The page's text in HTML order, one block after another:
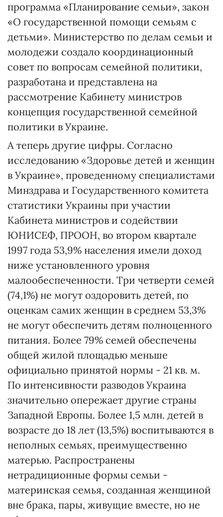
программа «Планирование семьи», закон
«О государственной помощи семьям с
детьми». Министерство по делам семьи и
молодежи создало координационный
совет по вопросам семейной политики,
разработана и представлена на
рассмотрение Кабинету министров
концепция государственной семейной
политики в Украине.
А теперь другие цифры. Согласно
исследованию «Здоровье детей и женщин
в Украине», проведенному специалистами
Минздрава и Государственного комитета
статистики Украины при участии
Кабинета министров и содействии
ЮНИСЕФ, ПРООН, во втором квартале
1997 года 53,9% населения имели доход
ниже установленного уровня
малообеспеченности. Три четверти семей
(74,1%) не могут оздоровить детей, по
оценкам самих женщин в среднем 53,3%
не могут обеспечить детям полноценного
питания. Более 79% семей обеспечены
общей жилой площадью меньше
официально принятой нормы - 21 кв. м.
По интенсивности разводов Украина
значительно опережает другие страны
Западной Европы. Более 1,5 млн. детей в
возрасте до 18 лет (13,5%) воспитываются в
неполных семьях, преимущественно
матерью. Распространены
нетрадиционные формы семьи -
материнская семья, созданная женщиной
вне брака, пары, живущие вместе, но не